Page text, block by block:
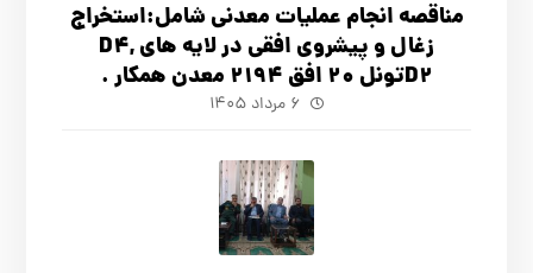
مناقصه انجام عملیات معدنی شامل:استخراج
زغال و پیشروی افقی در لایه های D4,
D2تونل 20 افق 2194 معدن همکار .
۶ مرداد ۱۴۰۵